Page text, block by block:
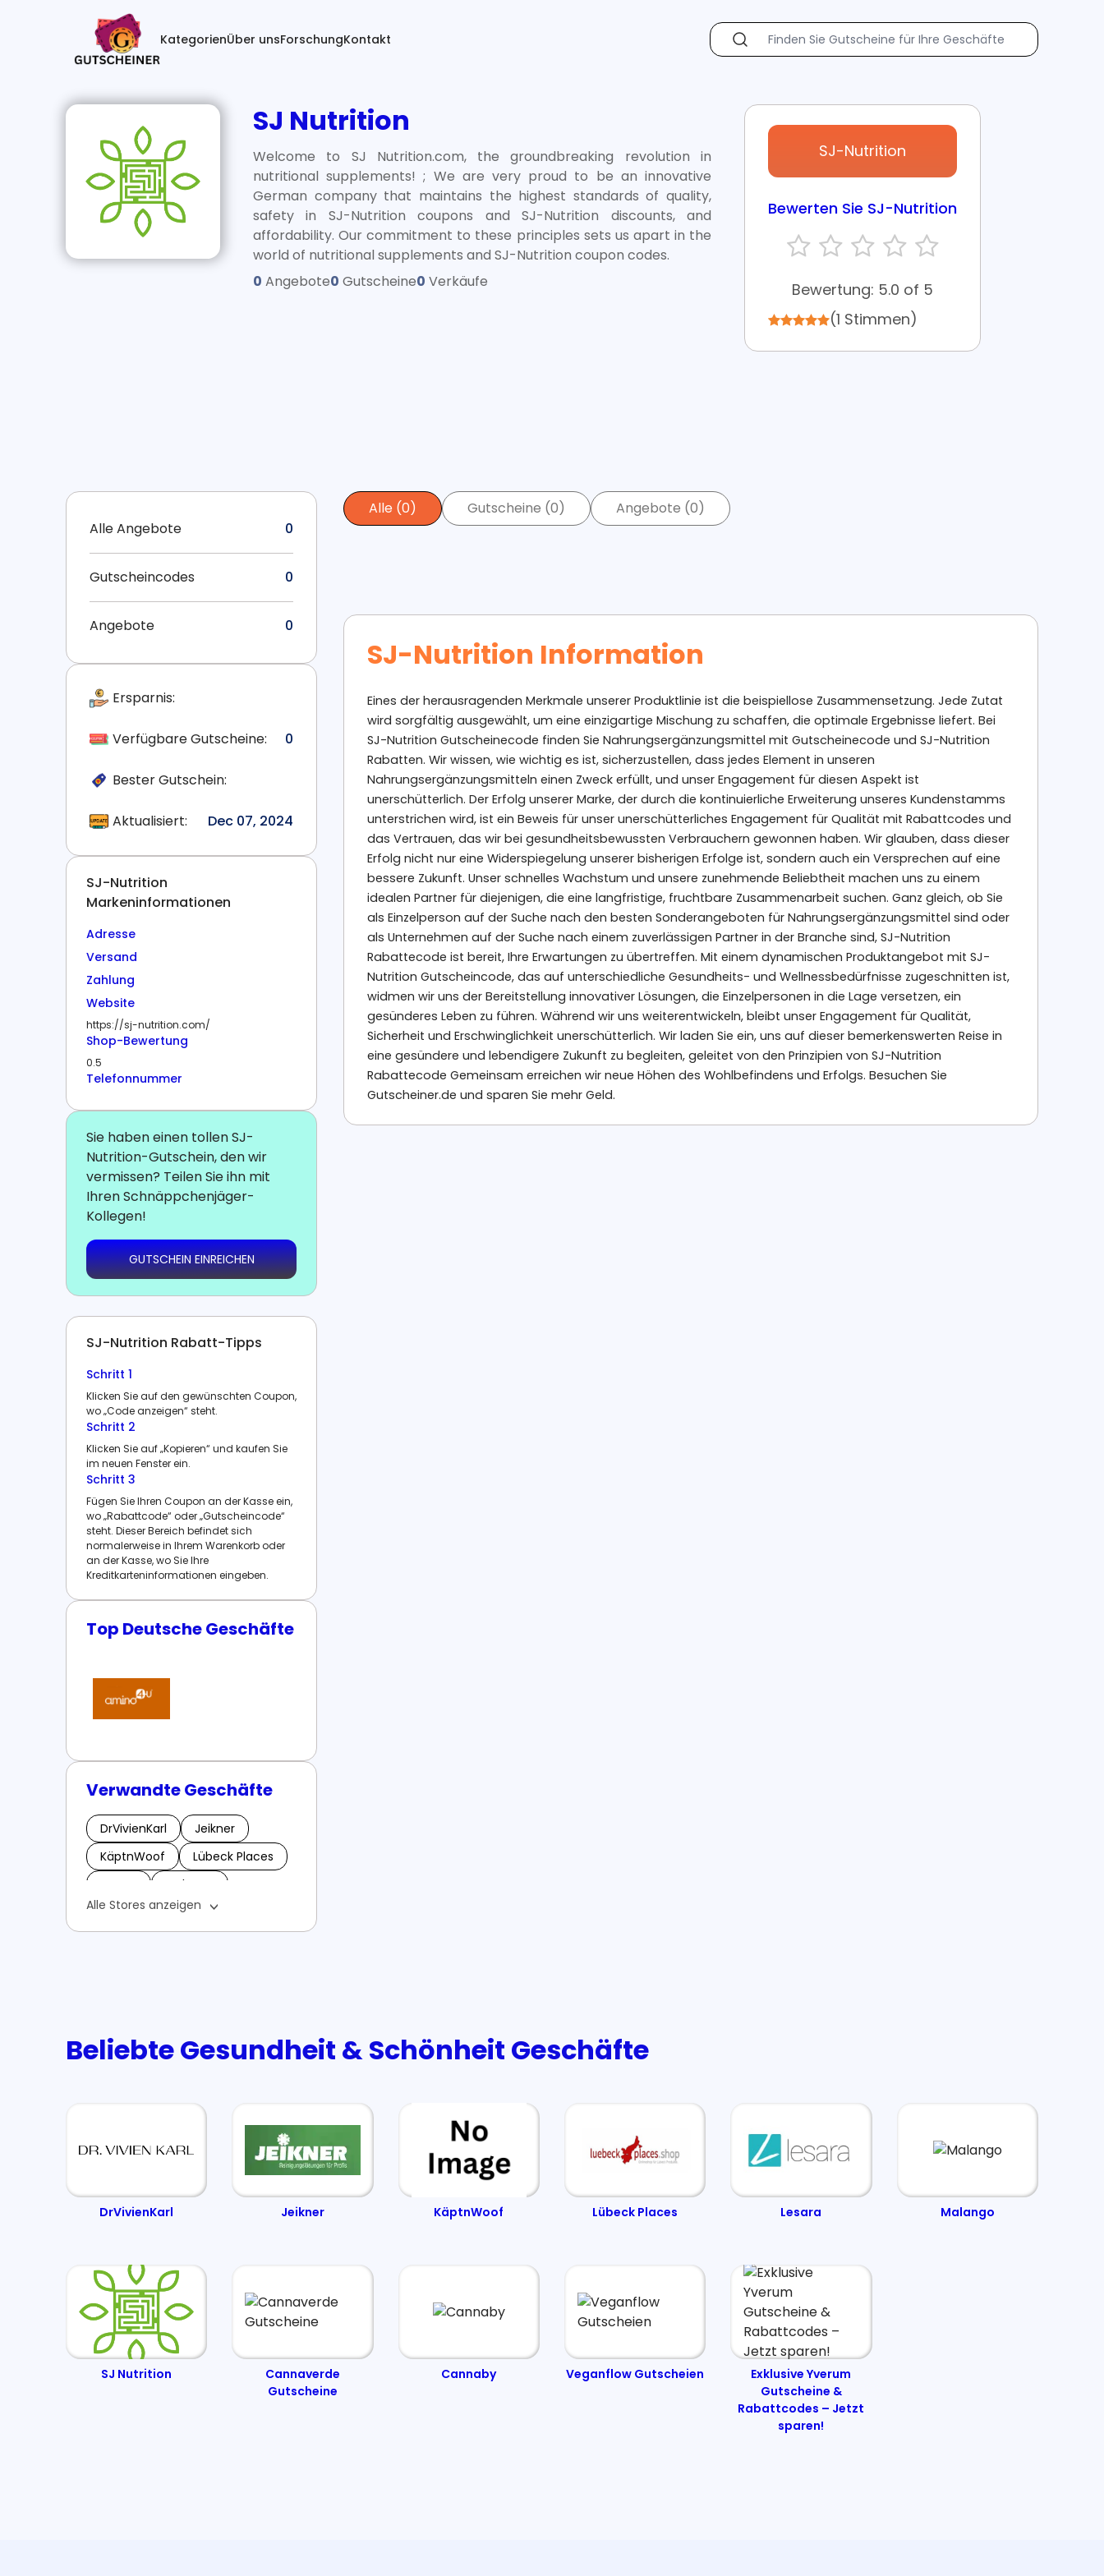
Kategorien(current)
Über unsForschungKontakt
SJ Nutrition
Welcome to SJ Nutrition.com, the groundbreaking revolution in
nutritional supplements! ; We are very proud to be an innovative
German company that maintains the highest standards of quality,
safety in SJ-Nutrition coupons and SJ-Nutrition discounts, and
affordability. Our commitment to these principles sets us apart in the
world of nutritional supplements and SJ-Nutrition coupon codes.
0 Angebote0 Gutscheine0 Verkäufe
SJ-Nutrition
Bewerten Sie SJ-Nutrition
Bewertung: 5.0 of 5
(1 Stimmen)
Alle (0) Gutscheine (0) Angebote (0)
SJ-Nutrition Information
Eines der herausragenden Merkmale unserer Produktlinie ist die beispiellose Zusammensetzung. Jede Zutat
wird sorgfältig ausgewählt, um eine einzigartige Mischung zu schaffen, die optimale Ergebnisse liefert. Bei
SJ-Nutrition Gutscheinecode finden Sie Nahrungsergänzungsmittel mit Gutscheinecode und SJ-Nutrition
Rabatten. Wir wissen, wie wichtig es ist, sicherzustellen, dass jedes Element in unseren
Nahrungsergänzungsmitteln einen Zweck erfüllt, und unser Engagement für diesen Aspekt ist
unerschütterlich. Der Erfolg unserer Marke, der durch die kontinuierliche Erweiterung unseres Kundenstamms
unterstrichen wird, ist ein Beweis für unser unerschütterliches Engagement für Qualität mit Rabattcodes und
das Vertrauen, das wir bei gesundheitsbewussten Verbrauchern gewonnen haben. Wir glauben, dass dieser
Erfolg nicht nur eine Widerspiegelung unserer bisherigen Erfolge ist, sondern auch ein Versprechen auf eine
bessere Zukunft. Unser schnelles Wachstum und unsere zunehmende Beliebtheit machen uns zu einem
idealen Partner für diejenigen, die eine langfristige, fruchtbare Zusammenarbeit suchen. Ganz gleich, ob Sie
als Einzelperson auf der Suche nach den besten Sonderangeboten für Nahrungsergänzungsmittel sind oder
als Unternehmen auf der Suche nach einem zuverlässigen Partner in der Branche sind, SJ-Nutrition
Rabattecode ist bereit, Ihre Erwartungen zu übertreffen. Mit einem dynamischen Produktangebot mit SJ-
Nutrition Gutscheincode, das auf unterschiedliche Gesundheits- und Wellnessbedürfnisse zugeschnitten ist,
widmen wir uns der Bereitstellung innovativer Lösungen, die Einzelpersonen in die Lage versetzen, ein
gesünderes Leben zu führen. Während wir uns weiterentwickeln, bleibt unser Engagement für Qualität,
Sicherheit und Erschwinglichkeit unerschütterlich. Wir laden Sie ein, uns auf dieser bemerkenswerten Reise in
eine gesündere und lebendigere Zukunft zu begleiten, geleitet von den Prinzipien von SJ-Nutrition
Rabattecode Gemeinsam erreichen wir neue Höhen des Wohlbefindens und Erfolgs. Besuchen Sie
Gutscheiner.de und sparen Sie mehr Geld.
Alle Angebote 0
Gutscheincodes 0
Angebote 0
Ersparnis:
Verfügbare Gutscheine: 0
Bester Gutschein:
Aktualisiert: Dec 07, 2024
SJ-Nutrition
Markeninformationen
Adresse
Versand
Zahlung
Website
https://sj-nutrition.com/
Shop-Bewertung
0.5
Telefonnummer
Sie haben einen tollen SJ-
Nutrition-Gutschein, den wir
vermissen? Teilen Sie ihn mit
Ihren Schnäppchenjäger-
Kollegen!
GUTSCHEIN EINREICHEN
SJ-Nutrition Rabatt-Tipps
Schritt 1
Klicken Sie auf den gewünschten Coupon,
wo „Code anzeigen“ steht.
Schritt 2
Klicken Sie auf „Kopieren“ und kaufen Sie
im neuen Fenster ein.
Schritt 3
Fügen Sie Ihren Coupon an der Kasse ein,
wo „Rabattcode“ oder „Gutscheincode“
steht. Dieser Bereich befindet sich
normalerweise in Ihrem Warenkorb oder
an der Kasse, wo Sie Ihre
Kreditkarteninformationen eingeben.
Top Deutsche Geschäfte
Verwandte Geschäfte
DrVivienKarl
Jeikner
KäptnWoof
Lübeck Places
Malango
Cannaverde Gutscheine
Amino4u
Alle Stores anzeigen
Beliebte Gesundheit & Schönheit Geschäfte
DrVivienKarl Jeikner KäptnWoof Lübeck Places Lesara Malango
SJ Nutrition
Cannaverde
Gutscheine
Cannaby Veganflow Gutscheien
Exklusive Yverum
Gutscheine &
Rabattcodes – Jetzt
sparen!